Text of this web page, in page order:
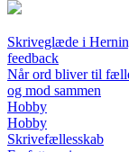
Skriveglæde i
feedback
Når ord bliver til
og mod sammen
Hobby
Hobby
Skrivefællesskab